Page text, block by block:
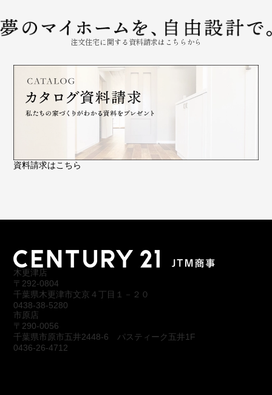
注文住宅に関する資料請求はこちらから
資料請求はこちら
木更津店
〒292-0804
千葉県木更津市文京４丁目１－２０
0438-38-5280
市原店
〒290-0056
千葉県市原市五井2448-6 パスティーク五井1F
0436-26-4712